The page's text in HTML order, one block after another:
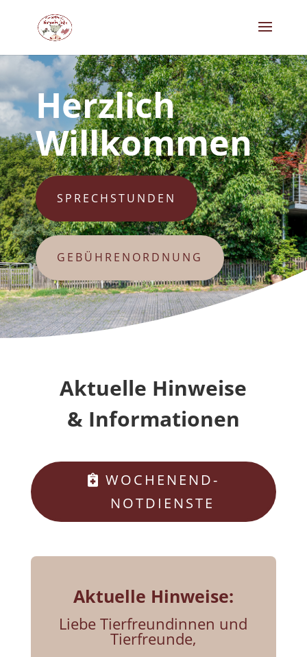
Herzlich
Willkommen
SPRECHSTUNDEN
GEBÜHRENORDNUNG
Aktuelle Hinweise
& Informationen
WOCHENEND-
NOTDIENSTE
Aktuelle Hinweise:
Liebe Tierfreundinnen und
Tierfreunde,